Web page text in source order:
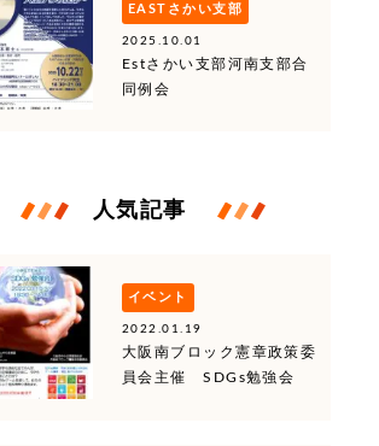
EASTさかい支部
2025.10.01
Estさかい支部河南支部合
同例会
人気記事
イベント
2022.01.19
大阪南ブロック憲章政策委
員会主催 SDGs勉強会